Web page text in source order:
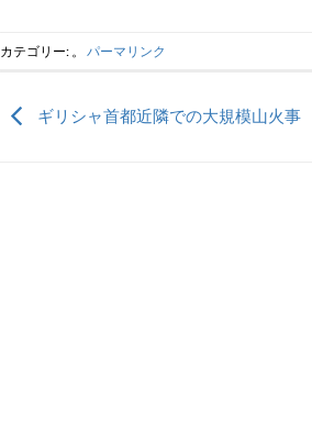
カテゴリー: 。 パーマリンク
ギリシャ首都近隣での大規模山火事